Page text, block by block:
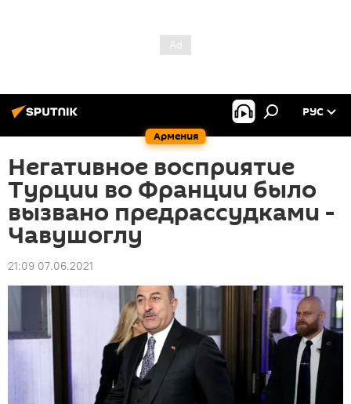
Армения
РУС
Негативное восприятие
Турции во Франции было
вызвано предрассудками -
Чавушоглу
21:09 07.06.2021